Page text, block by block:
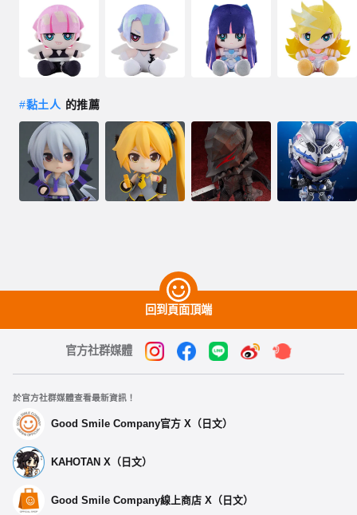
#黏土人 的推薦
回到頁面頂端
官方社群媒體
於官方社群媒體查看最新資訊！
Good Smile Company官方 X（日文）
KAHOTAN X（日文）
Good Smile Company線上商店 X（日文）